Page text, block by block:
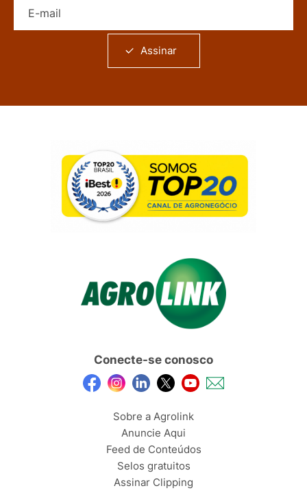
Assinar
Conecte-se conosco
Sobre a Agrolink
Anuncie Aqui
Feed de Conteúdos
Selos gratuitos
Assinar Clipping